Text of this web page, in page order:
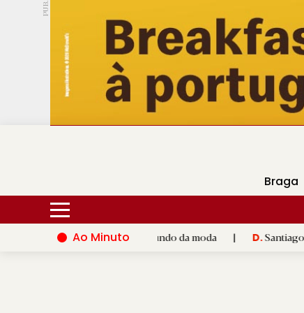
PUB.
Hoje 17ºC 30ºC DMtv
Braga
Ao Minuto
e à inovação do mundo da moda | D.Santiago de